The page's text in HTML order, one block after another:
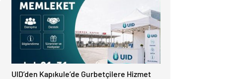
UID’den Kapıkule’de Gurbetçilere Hizmet